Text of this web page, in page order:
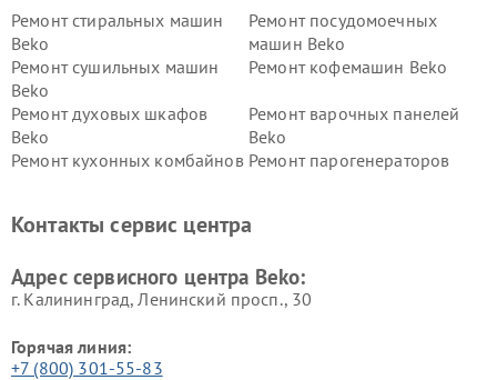
Ремонт стиральных машин
Beko
Ремонт посудомоечных
машин Beko
Ремонт сушильных машин
Beko
Ремонт кофемашин Beko
Ремонт духовых шкафов
Beko
Ремонт варочных панелей
Beko
Ремонт кухонных комбайнов Ремонт парогенераторов
Ремонт холодильников Beko Ремонт морозильных камер
Контакты сервис центра
Адрес сервисного центра Beko:
г. Калининград, Ленинский просп., 30
Горячая линия:
+7 (800) 301-55-83